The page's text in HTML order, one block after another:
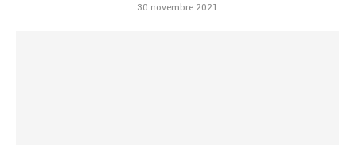
30 novembre 2021